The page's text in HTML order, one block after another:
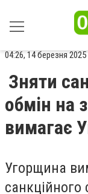
04:26, 14 березня 2025
Зняти
обмін на
вимагає
Угорщина
санкційного